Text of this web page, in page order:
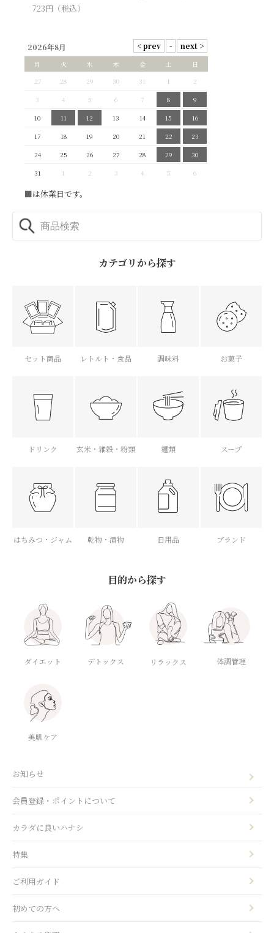
723円（税込）
2026年8月
月 火 水 木 金 土
日
27
28 29 30 31 1
2
3
4 5 6 7 8
9
10
11 12 13 14 15
16
17
18 19 20 21 22
23
24
25 26 27 28 29
30
31
1 2 3 4 5 6
■は休業日です。
カテゴリから探す
セット商品 レトルト・食品 調味料 お菓子
ドリンク 玄米・雑穀・粉類 麺類 スープ
はちみつ・ジャム 乾物・漬物 日用品 ブランド
目的から探す
ダイエット デトックス リラックス 体調管理
美肌ケア
お知らせ
会員登録・ポイントについて
カラダに良いハナシ
特集
ご利用ガイド
初めての方へ